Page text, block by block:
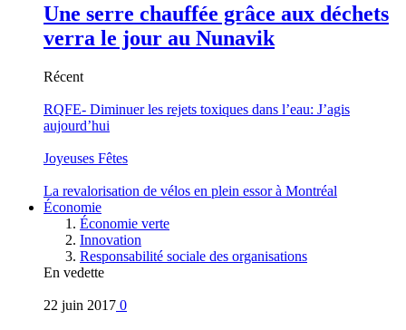
Une serre chauffée grâce aux déchets
verra le jour au Nunavik
Récent
RQFE- Diminuer les rejets toxiques dans l’eau: J’agis
aujourd’hui
Joyeuses Fêtes
La revalorisation de vélos en plein essor à Montréal
Économie
Économie verte
Innovation
Responsabilité sociale des organisations
En vedette
22 juin 2017 0